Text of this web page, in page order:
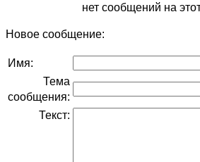
нет сообщений на
Новое сообщение:
Имя:
Тема
сообщения:
Текст: